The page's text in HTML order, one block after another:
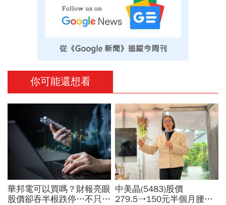
你可能還想看
華邦電可以買嗎？財報亮眼
股價卻吞半根跌停…不只外
中美晶(5483)股價
279.5→150元半個月腰